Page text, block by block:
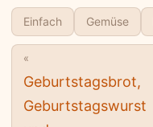
Einfach Gemüse
«
Geburtstagsbrot,
Geburtstagswurst